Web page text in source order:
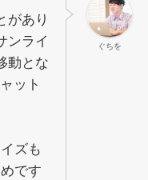
ぐちを
があり
ンライ
動とな
ット
ズも
です